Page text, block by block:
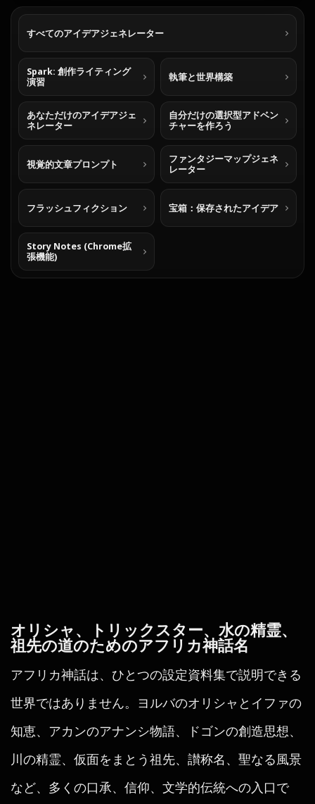
すべてのアイデアジェネレーター
Spark: 創作ライティング
演習
執筆と世界構築
あなただけのアイデアジェ
ネレーター
自分だけの選択型アドベン
チャーを作ろう
視覚的文章プロンプト
ファンタジーマップジェネ
レーター
フラッシュフィクション 宝箱：保存されたアイデア
Story Notes (Chrome拡
張機能)
オリシャ、トリックスター、水の精霊、
祖先の道のためのアフリカ神話名
アフリカ神話は、ひとつの設定資料集で説明できる
世界ではありません。ヨルバのオリシャとイファの
知恵、アカンのアナンシ物語、ドゴンの創造思想、
川の精霊、仮面をまとう祖先、讃称名、聖なる風景
など、多くの口承、信仰、文学的伝統への入口で